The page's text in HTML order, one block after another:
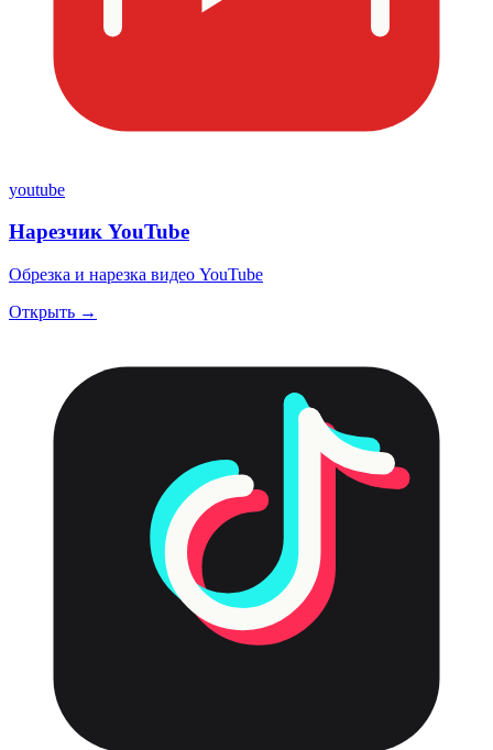
youtube
Нарезчик YouTube
Обрезка и нарезка видео YouTube
Открыть →